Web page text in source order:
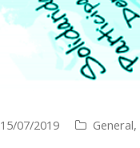
15/07/2019 General,